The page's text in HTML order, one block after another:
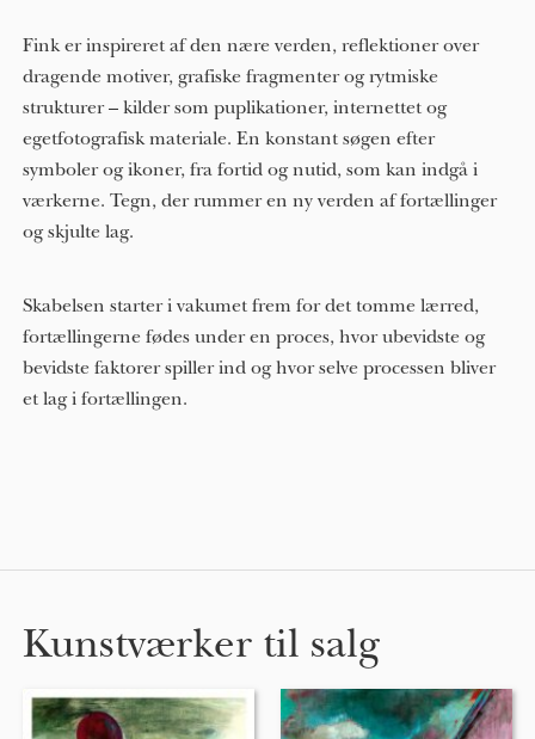
Fink er inspireret af den nære verden, reflektioner over
dragende motiver, grafiske fragmenter og rytmiske
strukturer – kilder som puplikationer, internettet og
egetfotografisk materiale. En konstant søgen efter
symboler og ikoner, fra fortid og nutid, som kan indgå i
værkerne. Tegn, der rummer en ny verden af fortællinger
og skjulte lag.
Skabelsen starter i vakumet frem for det tomme lærred,
fortællingerne fødes under en proces, hvor ubevidste og
bevidste faktorer spiller ind og hvor selve processen bliver
et lag i fortællingen.
Kunstværker til salg